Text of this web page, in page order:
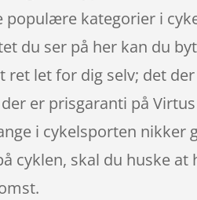
populære kategorier i
du ser på her kan du
ret let for dig selv; det
er prisgaranti på
i cykelsporten nikker
cyklen, skal du huske